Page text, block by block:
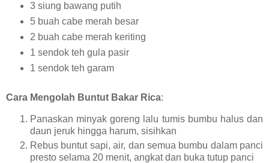
3 siung bawang putih
5 buah cabe merah besar
2 buah cabe merah keriting
1 sendok teh gula pasir
1 sendok teh garam
Cara Mengolah Buntut Bakar Rica:
Panaskan minyak goreng lalu tumis bumbu halus dan
daun jeruk hingga harum, sisihkan
Rebus buntut sapi, air, dan semua bumbu dalam panci
presto selama 20 menit, angkat dan buka tutup panci